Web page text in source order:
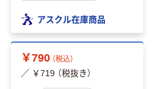
アスクル在庫商品
￥790 （税込）
／ ￥719 （税抜き）